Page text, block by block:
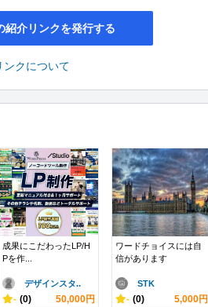
紹介リンクを発行する
ンクについて
成果にこだわったLP/H
Pを作...
デザインスタ..
- (0) 50,000円
ワードチョイスには自
信があります
STK
- (0) 5,000円